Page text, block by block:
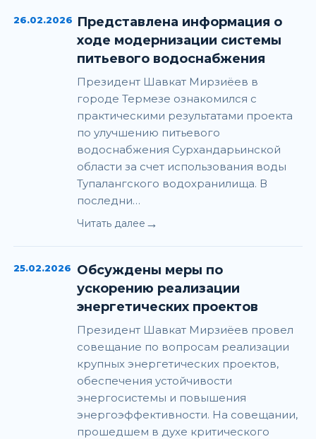
26.02.2026 Представлена информация о
ходе модернизации системы
питьевого водоснабжения
Президент Шавкат Мирзиёев в
городе Термезе ознакомился с
практическими результатами проекта
по улучшению питьевого
водоснабжения Сурхандарьинской
области за счет использования воды
Тупалангского водохранилища. В
последни…
Читать далее →
25.02.2026
Обсуждены меры по
ускорению реализации
энергетических проектов
Президент Шавкат Мирзиёев провел
совещание по вопросам реализации
крупных энергетических проектов,
обеспечения устойчивости
энергосистемы и повышения
энергоэффективности. На совещании,
прошедшем в духе критического